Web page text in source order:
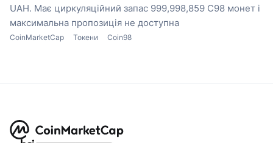
UAH. Має циркуляційний запас 999,998,859 C98 монет і
максимальна пропозиція не доступна
CoinMarketCap Токени Coin98